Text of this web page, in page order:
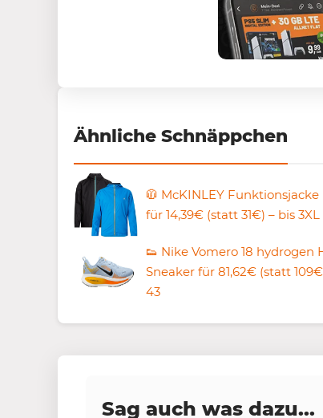
Ähnliche Schnäppchen
🧥 McKINLEY Funktionsjacke
für 14,39€ (statt 31€) – bis 3XL
👟 Nike Vomero 18 hydrogen
Sneaker für 81,62€ (statt
43
Sag auch was dazu...